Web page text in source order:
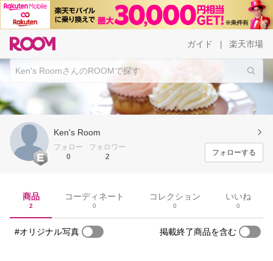
ガイド 楽天市場
Ken's Room
フォロー
0
フォロワー
2
フォローする
商品
2
コーディネート
0
コレクション
0
いいね
0
#オリジナル写真 掲載終了商品を含む